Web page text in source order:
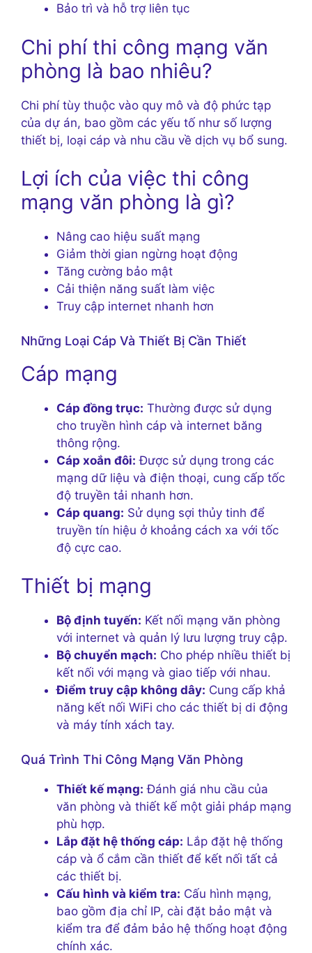
Bảo trì và hỗ trợ liên tục
Chi phí thi công mạng văn
phòng là bao nhiêu?
Chi phí tùy thuộc vào quy mô và độ phức tạp
của dự án, bao gồm các yếu tố như số lượng
thiết bị, loại cáp và nhu cầu về dịch vụ bổ sung.
Lợi ích của việc thi công
mạng văn phòng là gì?
Nâng cao hiệu suất mạng
Giảm thời gian ngừng hoạt động
Tăng cường bảo mật
Cải thiện năng suất làm việc
Truy cập internet nhanh hơn
Những Loại Cáp Và Thiết Bị Cần Thiết
Cáp mạng
Cáp đồng trục: Thường được sử dụng
cho truyền hình cáp và internet băng
thông rộng.
Cáp xoắn đôi: Được sử dụng trong các
mạng dữ liệu và điện thoại, cung cấp tốc
độ truyền tải nhanh hơn.
Cáp quang: Sử dụng sợi thủy tinh để
truyền tín hiệu ở khoảng cách xa với tốc
độ cực cao.
Thiết bị mạng
Bộ định tuyến: Kết nối mạng văn phòng
với internet và quản lý lưu lượng truy cập.
Bộ chuyển mạch: Cho phép nhiều thiết bị
kết nối với mạng và giao tiếp với nhau.
Điểm truy cập không dây: Cung cấp khả
năng kết nối WiFi cho các thiết bị di động
và máy tính xách tay.
Quá Trình Thi Công Mạng Văn Phòng
Thiết kế mạng: Đánh giá nhu cầu của
văn phòng và thiết kế một giải pháp mạng
phù hợp.
Lắp đặt hệ thống cáp: Lắp đặt hệ thống
cáp và ổ cắm cần thiết để kết nối tất cả
các thiết bị.
Cấu hình và kiểm tra: Cấu hình mạng,
bao gồm địa chỉ IP, cài đặt bảo mật và
kiểm tra để đảm bảo hệ thống hoạt động
chính xác.